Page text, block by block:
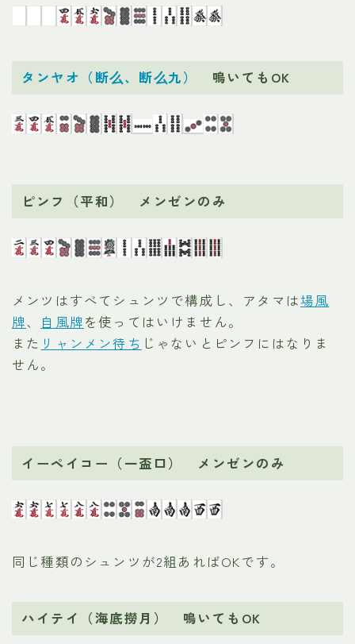
タンヤオ（断么、断么九） 鳴いてもOK
ピンフ（平和） メンゼンのみ
メンツはすべてシュンツで構成し、アタマは場風
牌、 自風牌を使ってはいけません。
また リャンメン待ち じゃないとピンフにはなりま
せん。
イーペイコー（一盃口） メンゼンのみ
同じ種類のシュンツが2組あればOKです。
ハイテイ（海底撈月） 鳴いてもOK